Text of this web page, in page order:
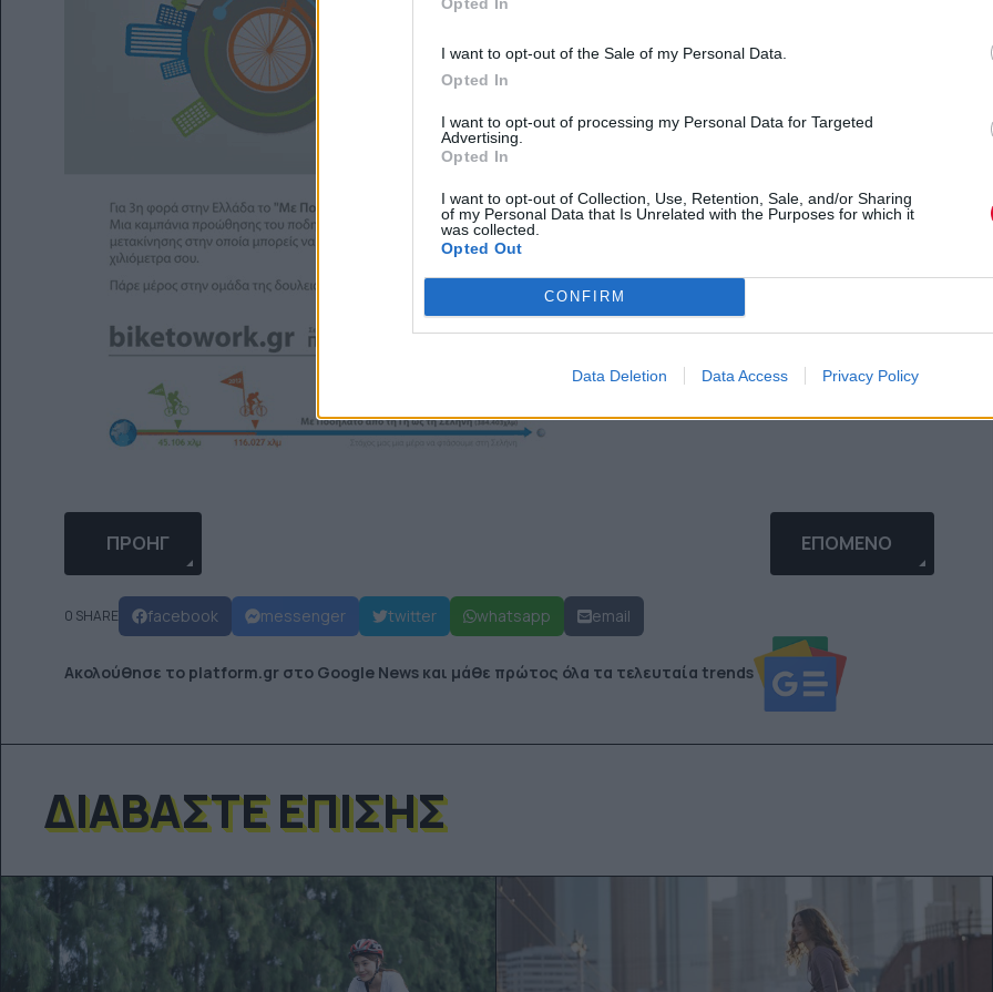
I want to opt-out of the Sale of my Personal Data.
Opted In
I want to opt-out of processing my Personal Data for Targeted
Advertising.
Opted In
I want to opt-out of Collection, Use, Retention, Sale, and/or Sharing
of my Personal Data that Is Unrelated with the Purposes for which it
was collected.
Opted Out
CONFIRM
Data Deletion Data Access Privacy Policy
ΠΡΟΗΓΟΎΜΕΝΟ ΆΡΘΡΟ: ΦΤΙΆΞΕ ΤΟ ΔΙΚΌ ΣΟΥ CUSTOM FIXED GEAR ΠΟΔΉΛΑΤΟ!
ΠΡΟΗΓ ΕΠΌΜΕΝΟ ΆΡΘΡΟ:
ΕΠΌΜΕΝΟ
0 SHARE facebook messenger twitter whatsapp email
Ακολούθησε το platform.gr στο Google News και μάθε πρώτος όλα τα τελευταία trends
ΔΙΑΒΆΣΤΕ ΕΠΊΣΗΣ